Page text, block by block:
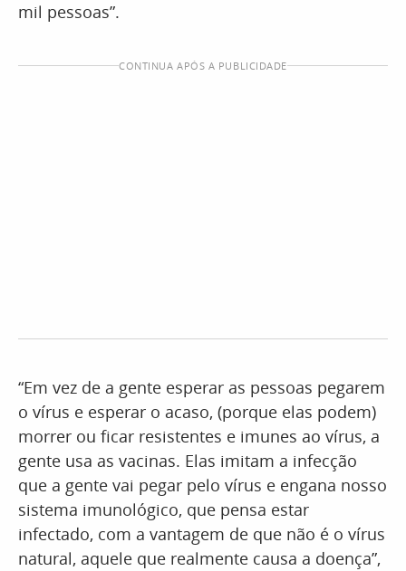
mil pessoas”.
CONTINUA APÓS A PUBLICIDADE
“Em vez de a gente esperar as pessoas pegarem
o vírus e esperar o acaso, (porque elas podem)
morrer ou ficar resistentes e imunes ao vírus, a
gente usa as vacinas. Elas imitam a infecção
que a gente vai pegar pelo vírus e engana nosso
sistema imunológico, que pensa estar
infectado, com a vantagem de que não é o vírus
natural, aquele que realmente causa a doença”,